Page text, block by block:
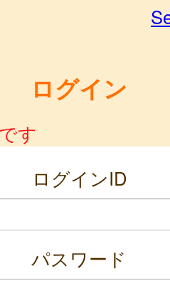
ログイン
す
ログインID
パスワード